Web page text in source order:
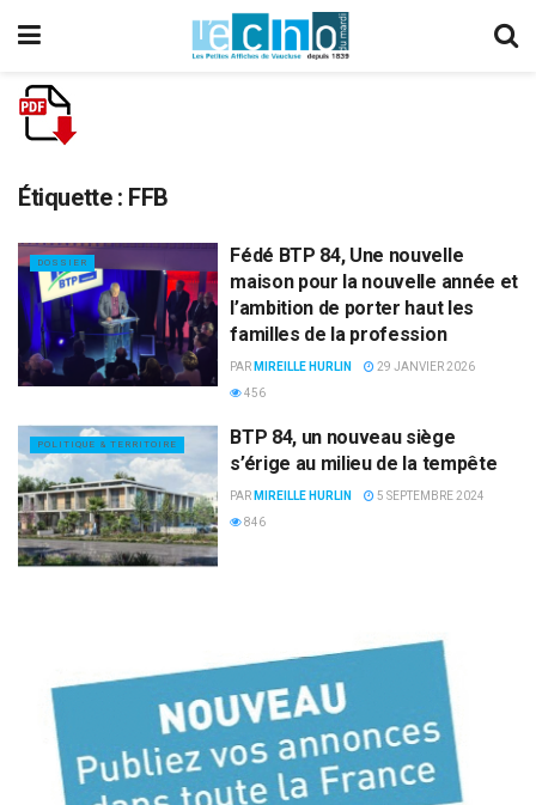
Étiquette : FFB
DOSSIER
Fédé BTP 84, Une nouvelle
maison pour la nouvelle année et
l’ambition de porter haut les
familles de la profession
PAR MIREILLE HURLIN
29 JANVIER 2026
456
POLITIQUE & TERRITOIRE
BTP 84, un nouveau siège
s’érige au milieu de la tempête
PAR MIREILLE HURLIN
5 SEPTEMBRE 2024
846